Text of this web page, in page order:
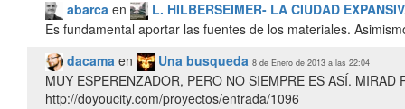
abarca en
L. HILBERSEIMER- LA CIUDAD
Es fundamental aportar las fuentes de los materiales.
dacama en Una busqueda 8 de Enero de 2013 a las 22:04
MUY ESPERENZADOR, PERO NO SIEMPRE ES ASÍ. MIRAD
http://doyoucity.com/proyectos/entrada/1096